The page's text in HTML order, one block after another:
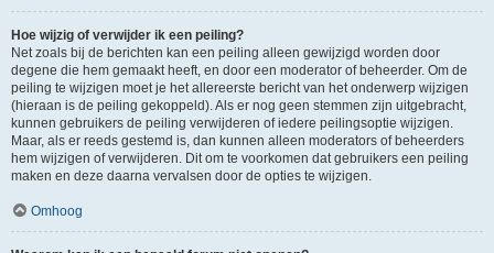
Hoe wijzig of verwijder ik een peiling?
Net zoals bij de berichten kan een peiling alleen gewijzigd worden door
degene die hem gemaakt heeft, en door een moderator of beheerder. Om de
peiling te wijzigen moet je het allereerste bericht van het onderwerp wijzigen
(hieraan is de peiling gekoppeld). Als er nog geen stemmen zijn uitgebracht,
kunnen gebruikers de peiling verwijderen of iedere peilingsoptie wijzigen.
Maar, als er reeds gestemd is, dan kunnen alleen moderators of beheerders
hem wijzigen of verwijderen. Dit om te voorkomen dat gebruikers een peiling
maken en deze daarna vervalsen door de opties te wijzigen.
Omhoog